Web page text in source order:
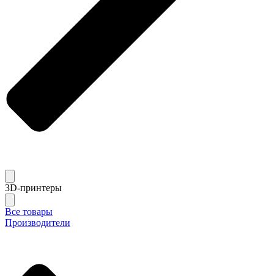
3D-принтеры
Все товары
Производители